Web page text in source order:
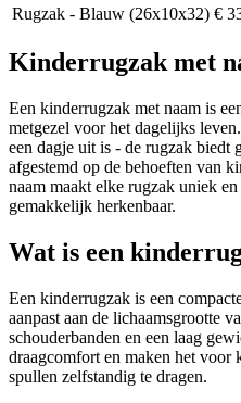
Rugzak - Blauw (26x10x32) €
Kinderrugzak met
Een kinderrugzak met naam is
metgezel voor het dagelijks
een dagje uit is - de rugzak biedt
afgestemd op de behoeften van
naam maakt elke rugzak uniek
gemakkelijk herkenbaar.
Wat is een
Een kinderrugzak is een
aanpast aan de lichaamsgrootte
schouderbanden en een laag
draagcomfort en maken het voor
spullen zelfstandig te dragen.